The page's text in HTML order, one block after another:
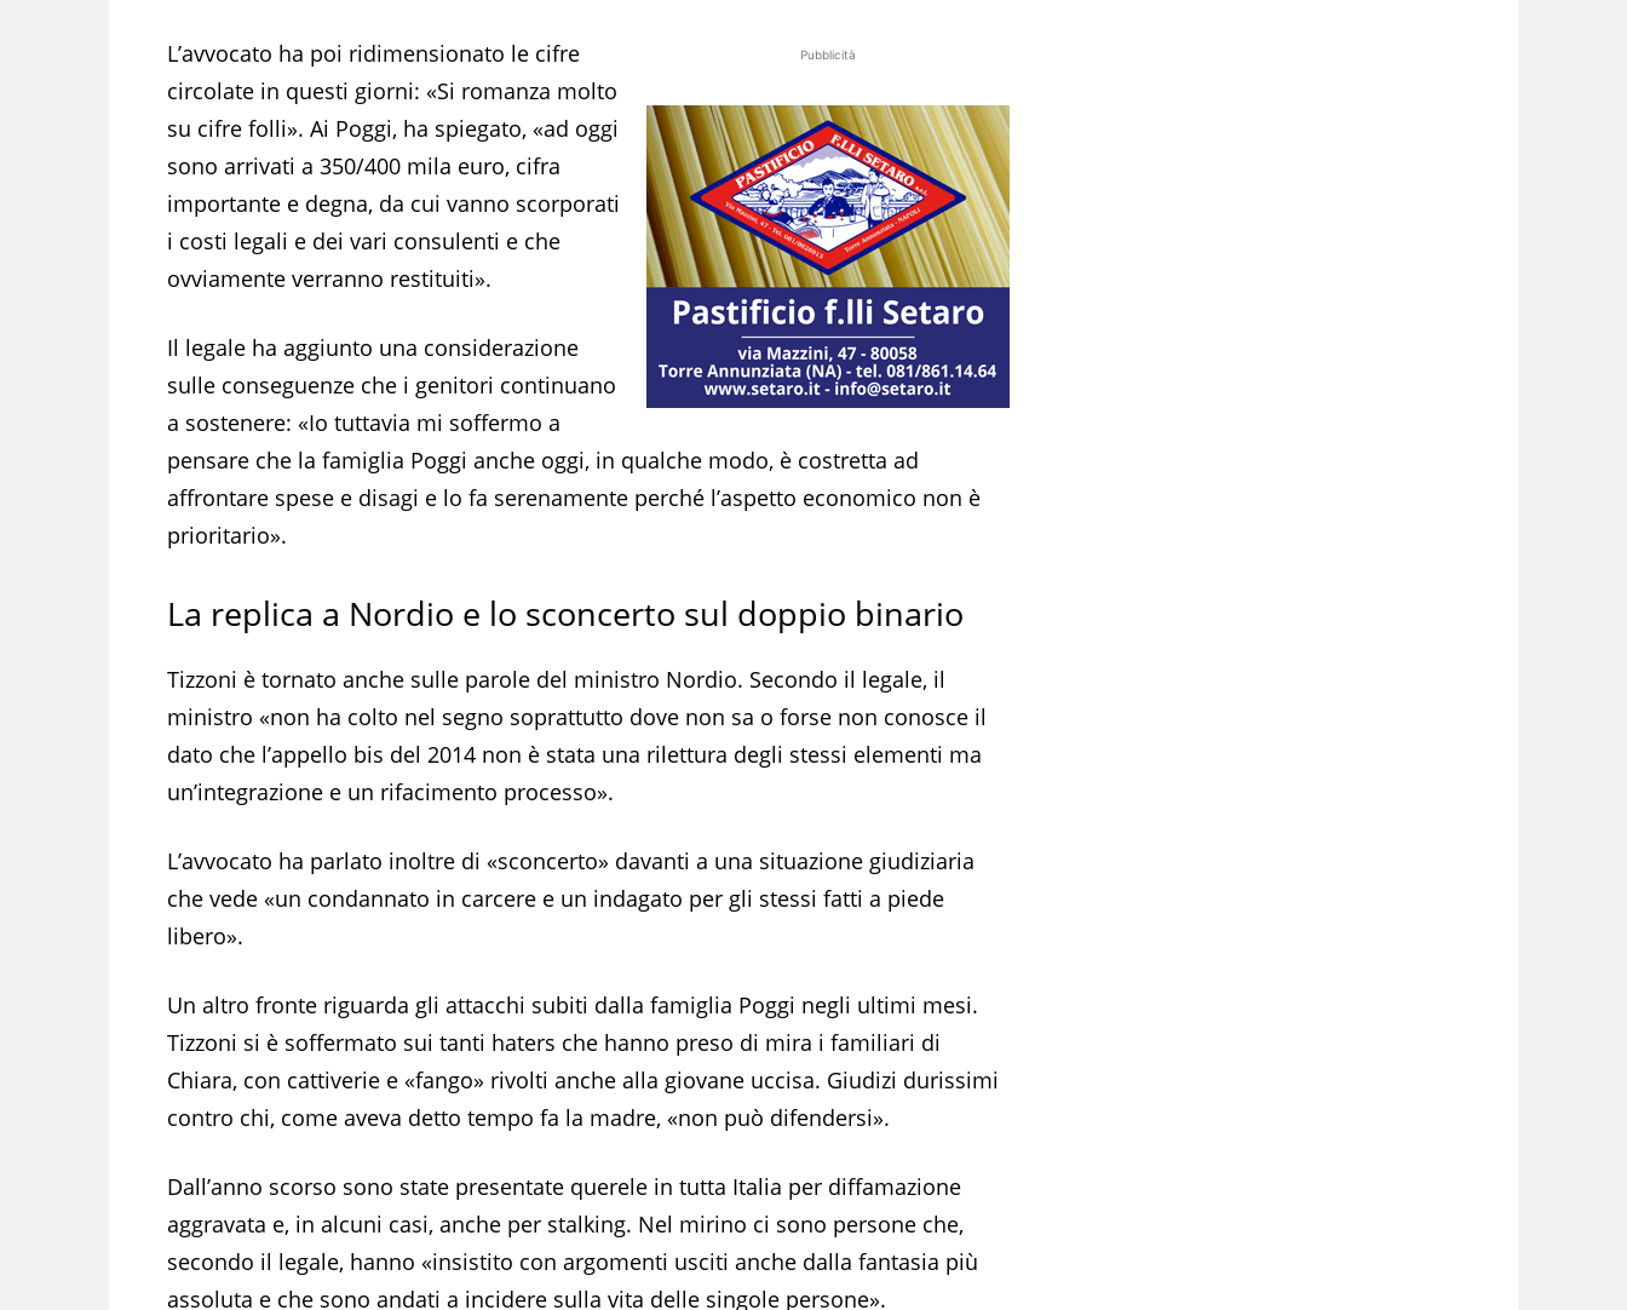
Pubblicità
L’avvocato ha poi ridimensionato le cifre
circolate in questi giorni: «Si romanza molto
su cifre folli». Ai Poggi, ha spiegato, «ad oggi
sono arrivati a 350/400 mila euro, cifra
importante e degna, da cui vanno scorporati
i costi legali e dei vari consulenti e che
ovviamente verranno restituiti».
Il legale ha aggiunto una considerazione
sulle conseguenze che i genitori continuano
a sostenere: «Io tuttavia mi soffermo a
pensare che la famiglia Poggi anche oggi, in qualche modo, è costretta ad
affrontare spese e disagi e lo fa serenamente perché l’aspetto economico non è
prioritario».
La replica a Nordio e lo sconcerto sul doppio binario
Tizzoni è tornato anche sulle parole del ministro Nordio. Secondo il legale, il
ministro «non ha colto nel segno soprattutto dove non sa o forse non conosce il
dato che l’appello bis del 2014 non è stata una rilettura degli stessi elementi ma
un’integrazione e un rifacimento processo».
L’avvocato ha parlato inoltre di «sconcerto» davanti a una situazione giudiziaria
che vede «un condannato in carcere e un indagato per gli stessi fatti a piede
libero».
Un altro fronte riguarda gli attacchi subiti dalla famiglia Poggi negli ultimi mesi.
Tizzoni si è soffermato sui tanti haters che hanno preso di mira i familiari di
Chiara, con cattiverie e «fango» rivolti anche alla giovane uccisa. Giudizi durissimi
contro chi, come aveva detto tempo fa la madre, «non può difendersi».
Dall’anno scorso sono state presentate querele in tutta Italia per diffamazione
aggravata e, in alcuni casi, anche per stalking. Nel mirino ci sono persone che,
secondo il legale, hanno «insistito con argomenti usciti anche dalla fantasia più
assoluta e che sono andati a incidere sulla vita delle singole persone».